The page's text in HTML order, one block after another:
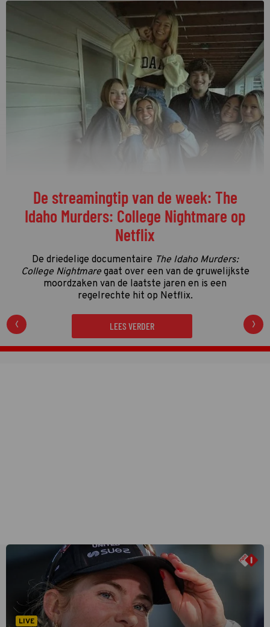
Welke programma's liggen momenteel
op kop in de vierde kwalificatieronde?
De vierde kwalificatieronde én de streamingronde
van de Gouden Televizier-Ring 2026 zijn in volle
gang. Tijd dus voor de eerste én enige tussenstand!
LEES VERDER
LIVE